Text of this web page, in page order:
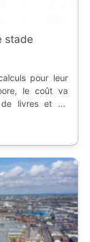
stade
pour leur
le coût va
livres et ne